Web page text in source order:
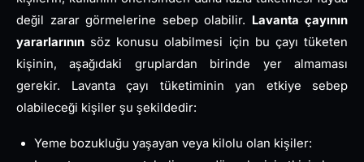
değil zarar görmelerine sebep olabilir. Lavanta çayının
yararlarının söz konusu olabilmesi için bu çayı tüketen
kişinin, aşağıdaki gruplardan birinde yer almaması
gerekir. Lavanta çayı tüketiminin yan etkiye sebep
olabileceği kişiler şu şekildedir:
Yeme bozukluğu yaşayan veya kilolu olan kişiler: